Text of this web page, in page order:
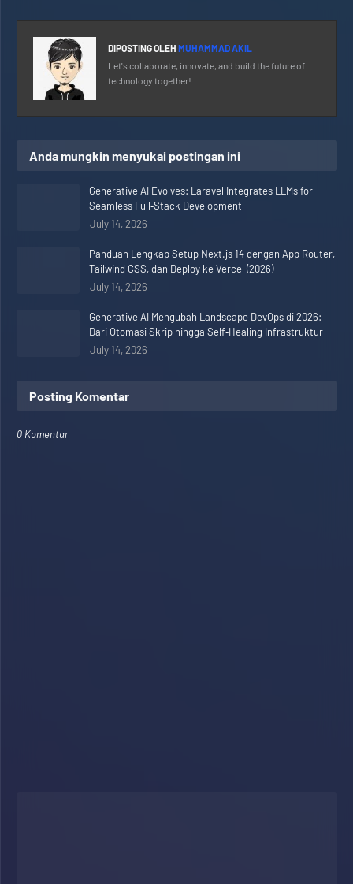
DIPOSTING OLEH MUHAMMAD AKIL
Let's collaborate, innovate, and build the future of
technology together!
Anda mungkin menyukai postingan ini
Generative AI Evolves: Laravel Integrates LLMs for
Seamless Full‑Stack Development
July 14, 2026
Panduan Lengkap Setup Next.js 14 dengan App Router,
Tailwind CSS, dan Deploy ke Vercel (2026)
July 14, 2026
Generative AI Mengubah Landscape DevOps di 2026:
Dari Otomasi Skrip hingga Self‑Healing Infrastruktur
July 14, 2026
Posting Komentar
0 Komentar